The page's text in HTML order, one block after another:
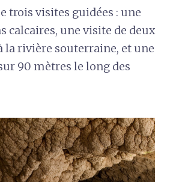
trois visites guidées : une
calcaires, une visite de deux
la rivière souterraine, et une
90 mètres le long des